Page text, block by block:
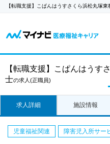
【転職支援】こぱんはうすさくら浜松丸塚
【転職支援】 こぱんはうす
士の求人 (正職員)
求人詳細 施設情報
児童福祉関連 障害児入所サー